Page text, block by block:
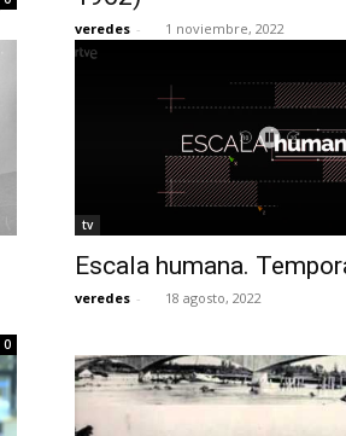
veredes - 1 noviembre, 2022
0
tv
Escala humana.
veredes - 18 agosto, 2022